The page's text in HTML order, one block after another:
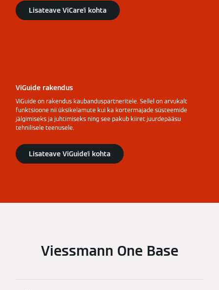
Lisateave ViCare'i kohta
ViGuide rakendus
ViGuide on rakendus kaubanduspartneritele. Sellel on arvukalt
funktsioone nii üksikelamute kui ka kortermajade süsteemide
jälgimiseks ja juhtimiseks ning see pakub kiiret juurdepääsu
tehnilisele teenusele.
Lisateave ViGuide'i kohta
Viessmann One Base